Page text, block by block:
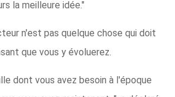
la meilleure idée."
n'est pas quelque chose qui doit
que vous y évoluerez.
dont vous avez besoin à l'époque